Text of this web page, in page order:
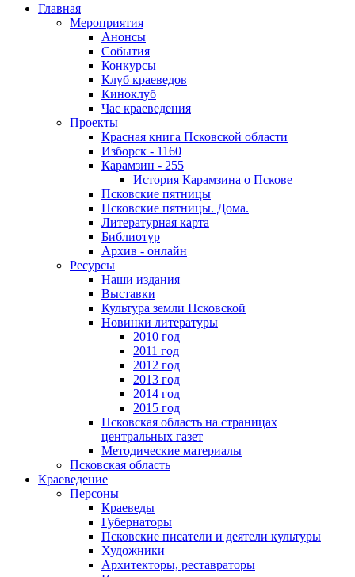
Главная
Мероприятия
Анонсы
События
Конкурсы
Клуб краеведов
Киноклуб
Час краеведения
Проекты
Красная книга Псковской области
Изборск - 1160
Карамзин - 255
История Карамзина о Пскове
Псковские пятницы
Псковские пятницы. Дома.
Литературная карта
Библиотур
Архив - онлайн
Ресурсы
Наши издания
Выставки
Культура земли Псковской
Новинки литературы
2010 год
2011 год
2012 год
2013 год
2014 год
2015 год
Псковская область на страницах
центральных газет
Методические материалы
Псковская область
Краеведение
Персоны
Краеведы
Губернаторы
Псковские писатели и деятели культуры
Художники
Архитекторы, реставраторы